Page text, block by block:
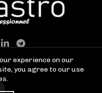
experience on our
you agree to our use